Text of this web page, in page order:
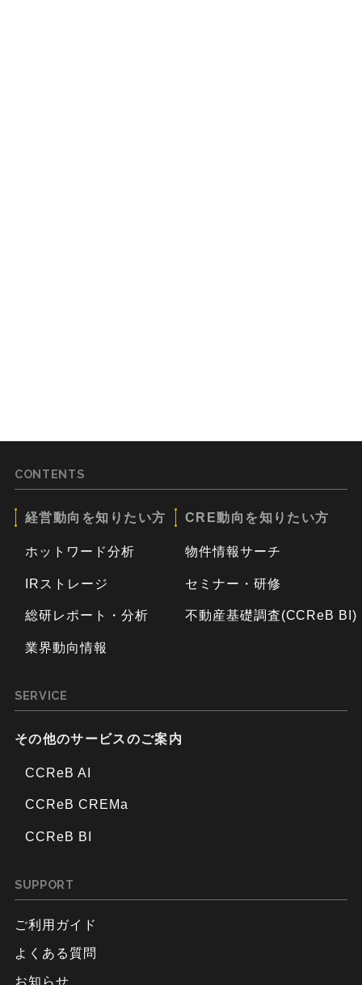
CONTENTS
経営動向を知りたい方
ホットワード分析
IRストレージ
総研レポート・分析
業界動向情報
CRE動向を知りたい方
物件情報サーチ
セミナー・研修
不動産基礎調査(CCReB BI)
SERVICE
その他のサービスのご案内
CCReB AI
CCReB CREMa
CCReB BI
SUPPORT
ご利用ガイド
よくある質問
お知らせ